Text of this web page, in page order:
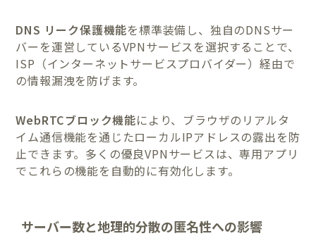
DNS リーク保護機能を標準装備し、独自のDNSサー
バーを運営しているVPNサービスを選択することで、
ISP（インターネットサービスプロバイダー）経由で
の情報漏洩を防げます。
WebRTCブロック機能により、ブラウザのリアルタ
イム通信機能を通じたローカルIPアドレスの露出を防
止できます。多くの優良VPNサービスは、専用アプリ
でこれらの機能を自動的に有効化します。
サーバー数と地理的分散の匿名性への影響